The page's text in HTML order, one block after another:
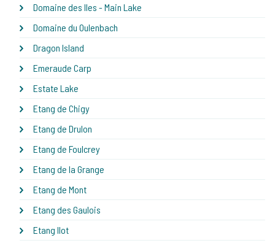
Domaine des Iles - Main Lake
Domaine du Oulenbach
Dragon Island
Emeraude Carp
Estate Lake
Etang de Chigy
Etang de Drulon
Etang de Foulcrey
Etang de la Grange
Etang de Mont
Etang des Gaulois
Etang Ilot